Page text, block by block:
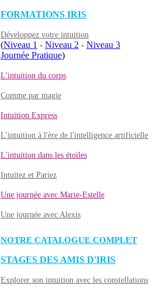
FORMATIONS IRIS
Développez votre intuition
(Niveau 1 - Niveau 2 - Niveau 3
Journée Pratique)
L'intuition du corps
Comme par magie
Intuition Express
L'intuition à l'ère de l'intelligence artificielle
L'intuition dans les étoiles
Intuitez et Pariez
Une journée avec Marie-Estelle
Une journée avec Alexis
NOTRE CATALOGUE COMPLET
STAGES DES AMIS D'IRIS
Explorer son intuition avec les constellations